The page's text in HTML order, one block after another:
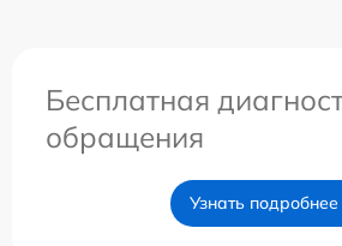
Бесплатная
обращения
Узнать подробнее